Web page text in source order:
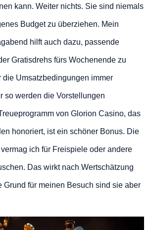
kann. Weiter nichts. Sie sind niemals
Budget zu überziehen. Mein
hilft auch dazu, passende
Gratisdrehs fürs Wochenende zu
die Umsatzbedingungen immer
so werden die Vorstellungen
von Glorion Casino, das
honoriert, ist ein schöner Bonus. Die
ich für Freispiele oder andere
Das wirkt nach Wertschätzung
Grund für meinen Besuch sind sie aber